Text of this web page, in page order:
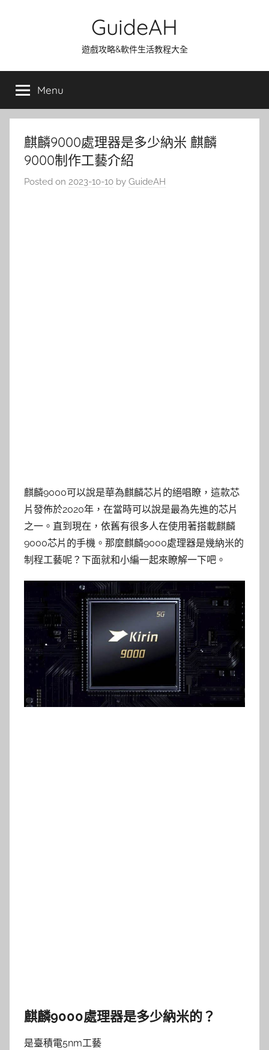
GuideAH
遊戲攻略&軟件生活教程大全
Menu
麒麟9000處理器是多少納米 麒麟
9000制作工藝介紹
Posted on 2023-10-10 by GuideAH
麒麟9000可以說是華為麒麟芯片的絕唱瞭，這款芯
片發佈於2020年，在當時可以說是最為先進的芯片
之一。直到現在，依舊有很多人在使用著搭載麒麟
9000芯片的手機。那麼麒麟9000處理器是幾納米的
制程工藝呢？下面就和小編一起來瞭解一下吧。
麒麟9000處理器是多少納米的？
是臺積電5nm工藝